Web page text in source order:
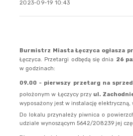
2023-09-19 10:43